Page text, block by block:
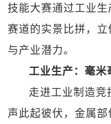
技能大赛通过工业
赛道的实景比拼，
与产业潜力。
工业生产：毫米
走进工业制造竞
声此起彼伏，金属